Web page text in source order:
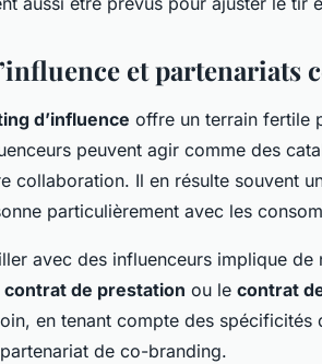
et partenariats
d’influence offre un terrain fertile
peuvent agir comme des
collaboration. Il en résulte souvent
particulièrement avec les
avec des influenceurs implique
contrat de prestation ou le contrat
en tenant compte des spécificités
de co-branding.